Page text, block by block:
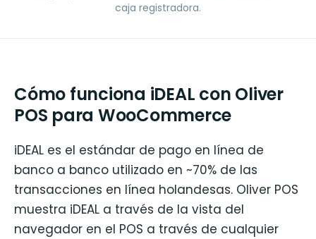
caja registradora.
Cómo funciona iDEAL con Oliver
POS para WooCommerce
iDEAL es el estándar de pago en línea de
banco a banco utilizado en ~70% de las
transacciones en línea holandesas. Oliver POS
muestra iDEAL a través de la vista del
navegador en el POS a través de cualquier